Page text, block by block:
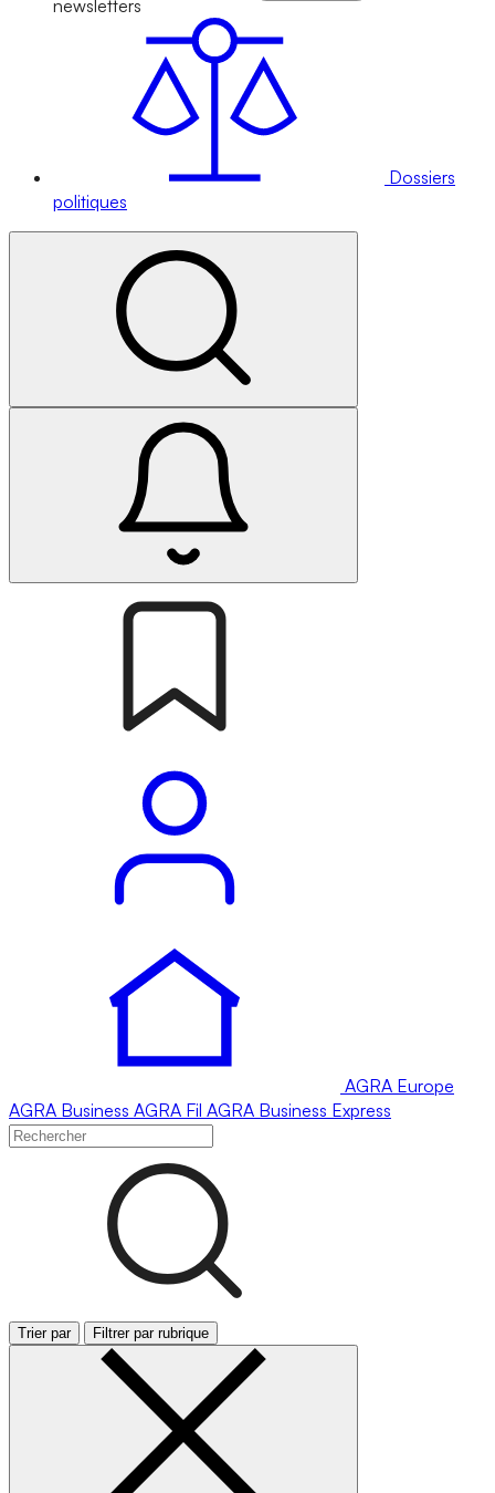
newsletters
Dossiers
politiques
AGRA Europe
AGRA Business AGRA Fil AGRA Business Express
Trier par Filtrer par rubrique